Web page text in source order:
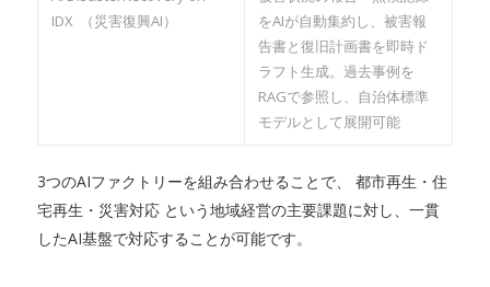
IDX （災害復興AI）
をAIが自動集約し、被害報
告書と復旧計画書を即時ド
ラフト生成。過去事例を
RAGで参照し、自治体標準
モデルとして展開可能
3つのAIファクトリーを組み合わせることで、 都市再生・住
宅再生・災害対応 という地域経営の主要課題に対し、一貫
したAI基盤で対応することが可能です。